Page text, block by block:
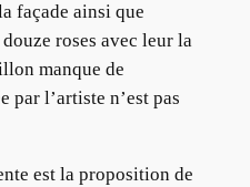
façade ainsi que
roses avec leur la
manque de
par l’artiste n’est pas
est la proposition de